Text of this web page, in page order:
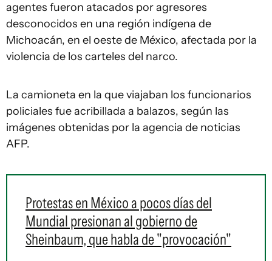
agentes fueron atacados por agresores
desconocidos en una región indígena de
Michoacán, en el oeste de México, afectada por la
violencia de los carteles del narco.
La camioneta en la que viajaban los funcionarios
policiales fue acribillada a balazos, según las
imágenes obtenidas por la agencia de noticias
AFP.
Protestas en México a pocos días del
Mundial presionan al gobierno de
Sheinbaum, que habla de "provocación"